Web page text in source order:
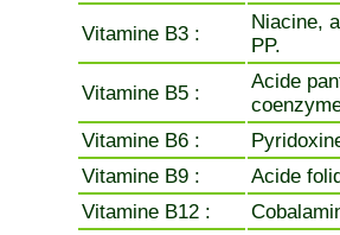
Vitamine B3 :
Niacine,
PP.
Vitamine B5 :
Acide
Vitamine B6 :
Vitamine B9 : Acide
Vitamine B12 :